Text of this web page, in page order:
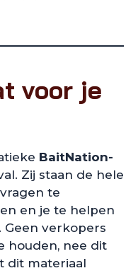
voor je
BaitNation-
Zij staan de hele
te
en je te helpen
Geen verkopers
houden, nee dit
dit materiaal